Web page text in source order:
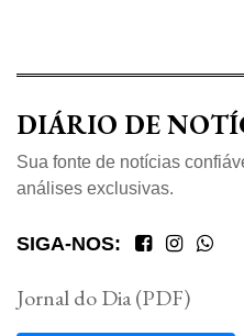
DIÁRIO DE
Sua fonte de notícias
análises exclusivas.
SIGA-NOS:
Jornal do Dia (PDF)